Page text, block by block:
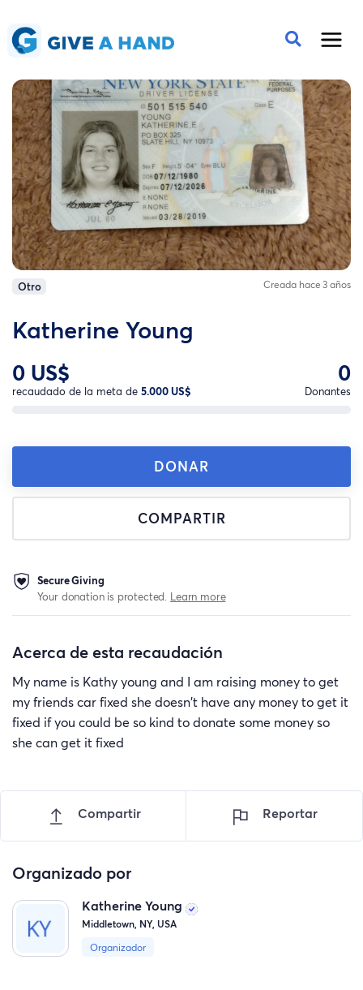
Otro Creada hace 3 años
Katherine Young
0 US$
recaudado de la meta de 5.000 US$
0
Donantes
DONAR
COMPARTIR
Secure Giving
Your donation is protected. Learn more
Acerca de esta recaudación
My name is Kathy young and I am raising money to get
my friends car fixed she doesn't have any money to get it
fixed if you could be so kind to donate some money so
she can get it fixed
Compartir Reportar
Organizado por
Katherine Young
Middletown, NY, USA
Organizador